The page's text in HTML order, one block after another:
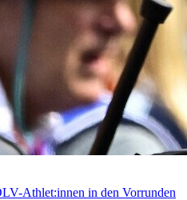
Athlet:innen in den Vorrunden